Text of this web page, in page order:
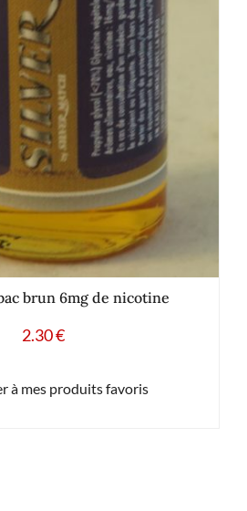
brun 6mg de nicotine
2.30€
à mes produits favoris